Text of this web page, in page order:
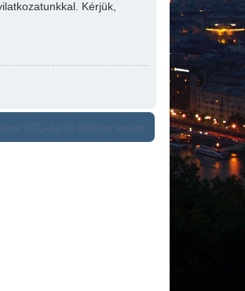
Kérjük,
UTC+02:00 időzóna szerinti